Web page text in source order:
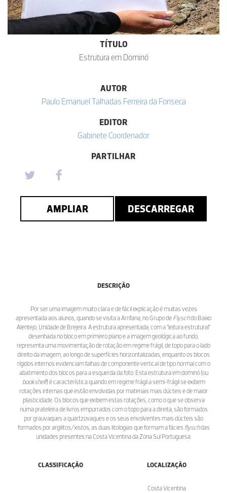
TÍTULO
Estrutura em Dominó
AUTOR
Paulo Emanuel Talhadas Ferreira da Fonseca
EDITOR
Gabinete Coordenador
PARTILHAR
AMPLIAR DESCARREGAR
DESCRIÇÃO
Por ser uma imagem muito clara e de fácil explicação é muitas vezes
apresentada aos alunos, quando se visita a Arrifana, no Grupo de Flyschdo Baixo
Alentejo, Unidade de Brejeira. A estrutura apresentada, com a “leitura estrutural”
desenhada no bloco em primeiro plano e a imagem geológica ao fundo,
representa uma movimentação de rotação em regime frágil, de topo para o lado
direito da imagem, ao longo de superfícies horizontalizadas, enquanto os blocos
rígidos internos evidenciam falhas de componente vertical de tipo normal com o
abatimento dos blocos para a esquerda da foto. Esta estrutura em dominó (ou
bookshelf) é característica quando em regime frágil a semi-frágil se exibem
rotações internas que estão envolvidas por materiais mais dúcteis e de maior
plasticidade. Os blocos que exibem estas rotações, como o que se observa
numa prateleira de livros empurrados com o topo para a direita, são formados
por grauvaques a quartzovaques e os seus envolventes mais dúcteis são
formados por argilitos/xistos, as duas litologias que formam a fácies flyschdas
unidades presentes na Costa Vicentina da Zona Sul Portuguesa.
CLASSIFICAÇÃO LOCALIZAÇÃO
Costa Vicentina